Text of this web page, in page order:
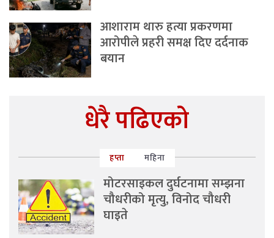
आशाराम थारु हत्या प्रकरणमा
आरोपीले प्रहरी समक्ष दिए दर्दनाक
बयान
धेरै पढिएको
हप्ता महिना
मोटरसाइकल दुर्घटनामा सम्झना
चौधरीको मृत्यु, विनोद चौधरी
घाइते